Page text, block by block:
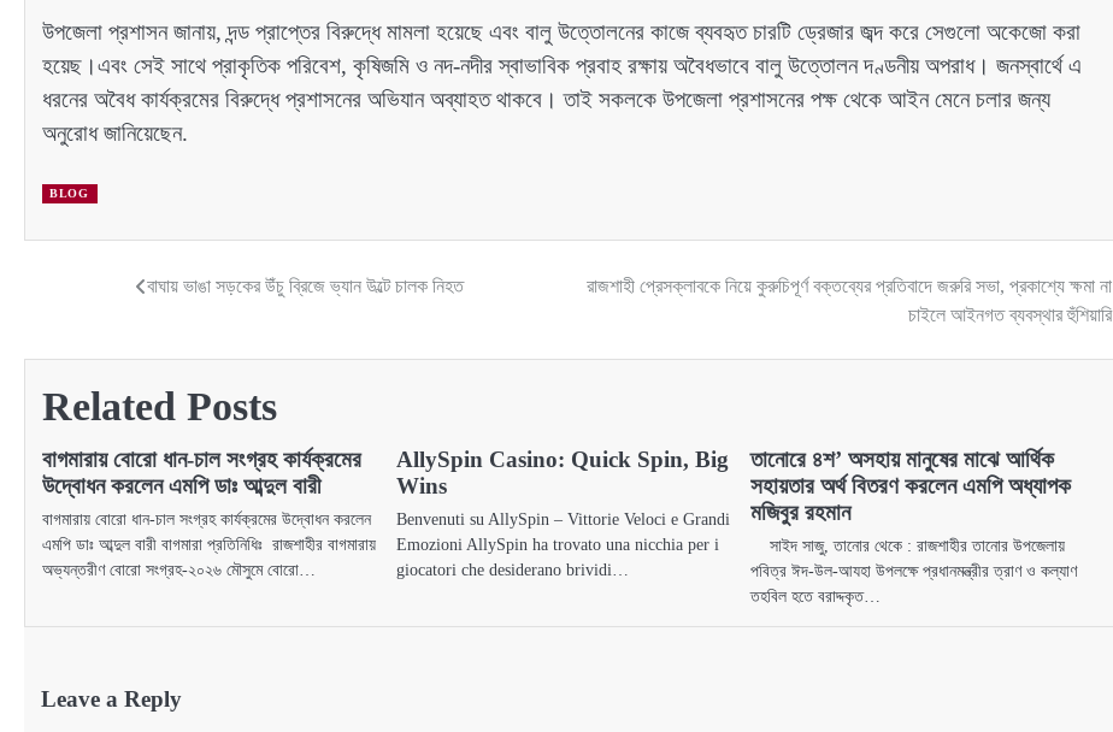
উপজেলা প্রশাসন জানায়, দন্ড প্রাপ্তের বিরুদ্ধে মামলা হয়েছে এবং বালু উত্তোলনের কাজে ব্যবহৃত চারটি ড্রেজার জব্দ করে সেগুলো অকেজো করা
হয়েছ।এবং সেই সাথে প্রাকৃতিক পরিবেশ, কৃষিজমি ও নদ-নদীর স্বাভাবিক প্রবাহ রক্ষায় অবৈধভাবে বালু উত্তোলন দণ্ডনীয় অপরাধ। জনস্বার্থে এ
ধরনের অবৈধ কার্যক্রমের বিরুদ্ধে প্রশাসনের অভিযান অব্যাহত থাকবে। তাই সকলকে উপজেলা প্রশাসনের পক্ষ থেকে আইন মেনে চলার জন্য
অনুরোধ জানিয়েছেন.
BLOG
বাঘায় ভাঙা সড়কের উঁচু ব্রিজে ভ্যান উল্টে চালক নিহত
রাজশাহী প্রেসক্লাবকে নিয়ে কুরুচিপূর্ণ বক্তব্যের প্রতিবাদে জরুরি সভা, প্রকাশ্যে ক্ষমা না
চাইলে আইনগত ব্যবস্থার হুঁশিয়ারি
Related Posts
বাগমারায় বোরো ধান-চাল সংগ্রহ কার্যক্রমের
উদ্বোধন করলেন এমপি ডাঃ আব্দুল বারী
বাগমারায় বোরো ধান-চাল সংগ্রহ কার্যক্রমের উদ্বোধন করলেন
এমপি ডাঃ আব্দুল বারী বাগমারা প্রতিনিধিঃ রাজশাহীর বাগমারায়
অভ্যন্তরীণ বোরো সংগ্রহ-২০২৬ মৌসুমে বোরো…
AllySpin Casino: Quick Spin, Big
Wins
Benvenuti su AllySpin – Vittorie Veloci e Grandi
Emozioni AllySpin ha trovato una nicchia per i
giocatori che desiderano brividi…
তানোরে ৪শ’ অসহায় মানুষের মাঝে আর্থিক
সহায়তার অর্থ বিতরণ করলেন এমপি অধ্যাপক
মজিবুর রহমান
সাইদ সাজু, তানোর থেকে : রাজশাহীর তানোর উপজেলায়
পবিত্র ঈদ-উল-আযহা উপলক্ষে প্রধানমন্ত্রীর ত্রাণ ও কল্যাণ
তহবিল হতে বরাদ্দকৃত…
Leave a Reply